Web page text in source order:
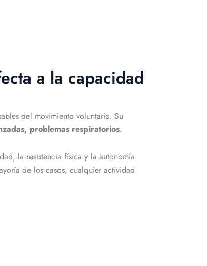
a la capacidad
del movimiento voluntario. Su
problemas respiratorios.
la resistencia física y la autonomía
de los casos, cualquier actividad